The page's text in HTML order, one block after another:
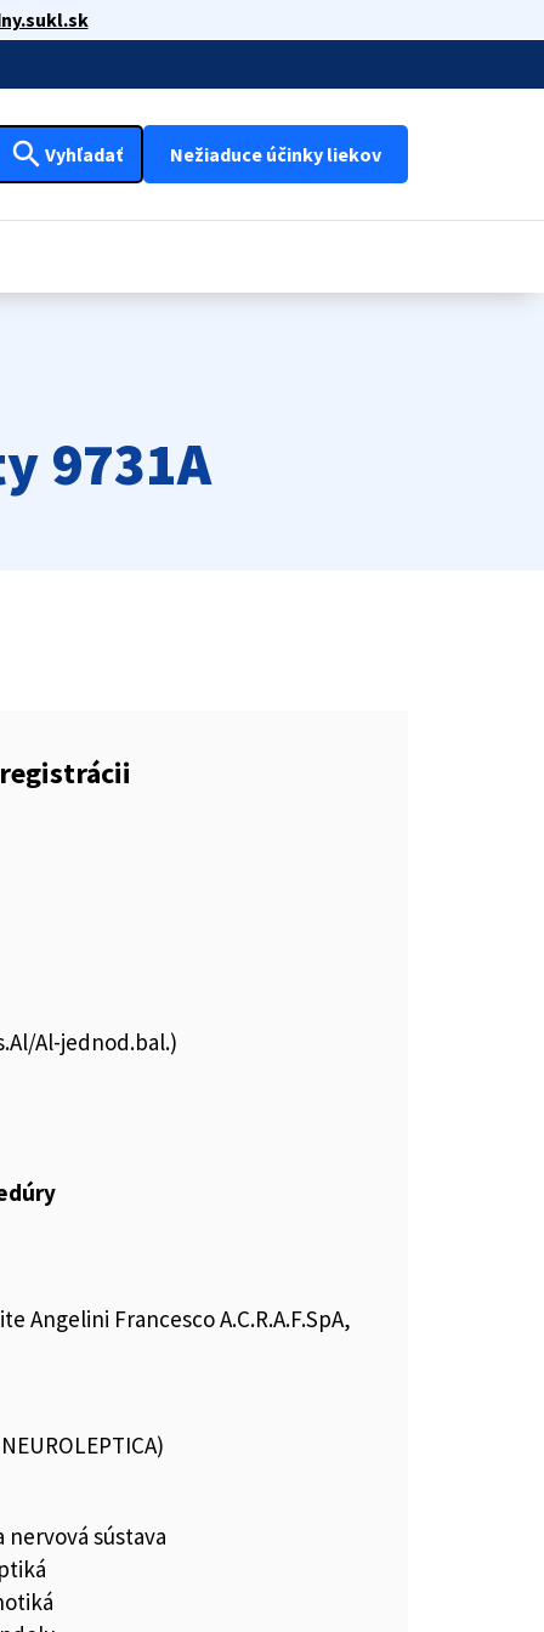
search Vyhľadať Nežiaduce účinky liekov
9731A
Al-jednod.bal.)
Angelini Francesco A.C.R.A.F.SpA,
nervová sústava